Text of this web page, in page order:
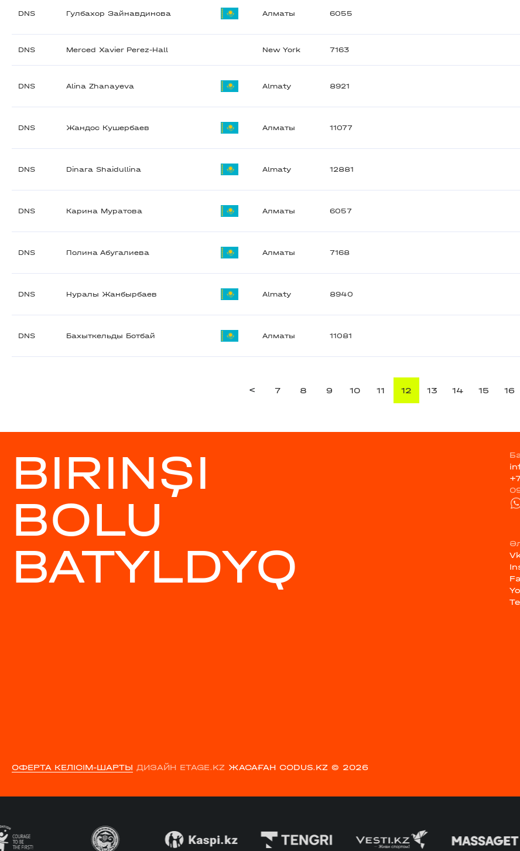
DNS Гулбахор Зайнавдинова Алматы 6055
DNS Merced Xavier Perez-Hall New York 7163
DNS Alina Zhanayeva Almaty 8921
DNS Жандос Кушербаев Алматы 11077
DNS Dinara Shaidullina Almaty 12881
DNS Карина Муратова Алматы 6057
DNS Полина Абугалиева Алматы 7168
DNS Нуралы Жанбырбаев Almaty 8940
DNS Бахыткельды Ботбай Алматы 11081
< 7 8 9 10 11 12 13 14 15 16
BIRINŞI
BOLU
BATYLDYQ
ОФЕРТА КЕЛІСІМ-ШАРТЫ ДИЗАЙН ETAGE.KZ ЖАСАҒАН CODUS.KZ © 2026